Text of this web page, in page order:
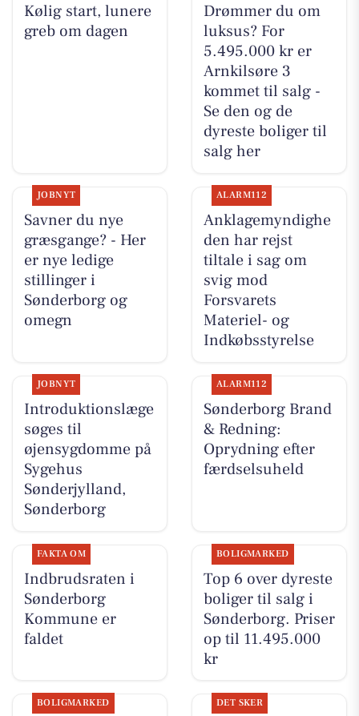
Kølig start, lunere
greb om dagen
Drømmer du om
luksus? For
5.495.000 kr er
Arnkilsøre 3
kommet til salg -
Se den og de
dyreste boliger til
salg her
JOBNYT
Savner du nye
græsgange? - Her
er nye ledige
stillinger i
Sønderborg og
omegn
ALARM112
Anklagemyndighe
den har rejst
tiltale i sag om
svig mod
Forsvarets
Materiel- og
Indkøbsstyrelse
JOBNYT
Introduktionslæge
søges til
øjensygdomme på
Sygehus
Sønderjylland,
Sønderborg
ALARM112
Sønderborg Brand
& Redning:
Oprydning efter
færdselsuheld
FAKTA OM
Indbrudsraten i
Sønderborg
Kommune er
faldet
BOLIGMARKED
Top 6 over dyreste
boliger til salg i
Sønderborg. Priser
op til 11.495.000
kr
BOLIGMARKED DET SKER